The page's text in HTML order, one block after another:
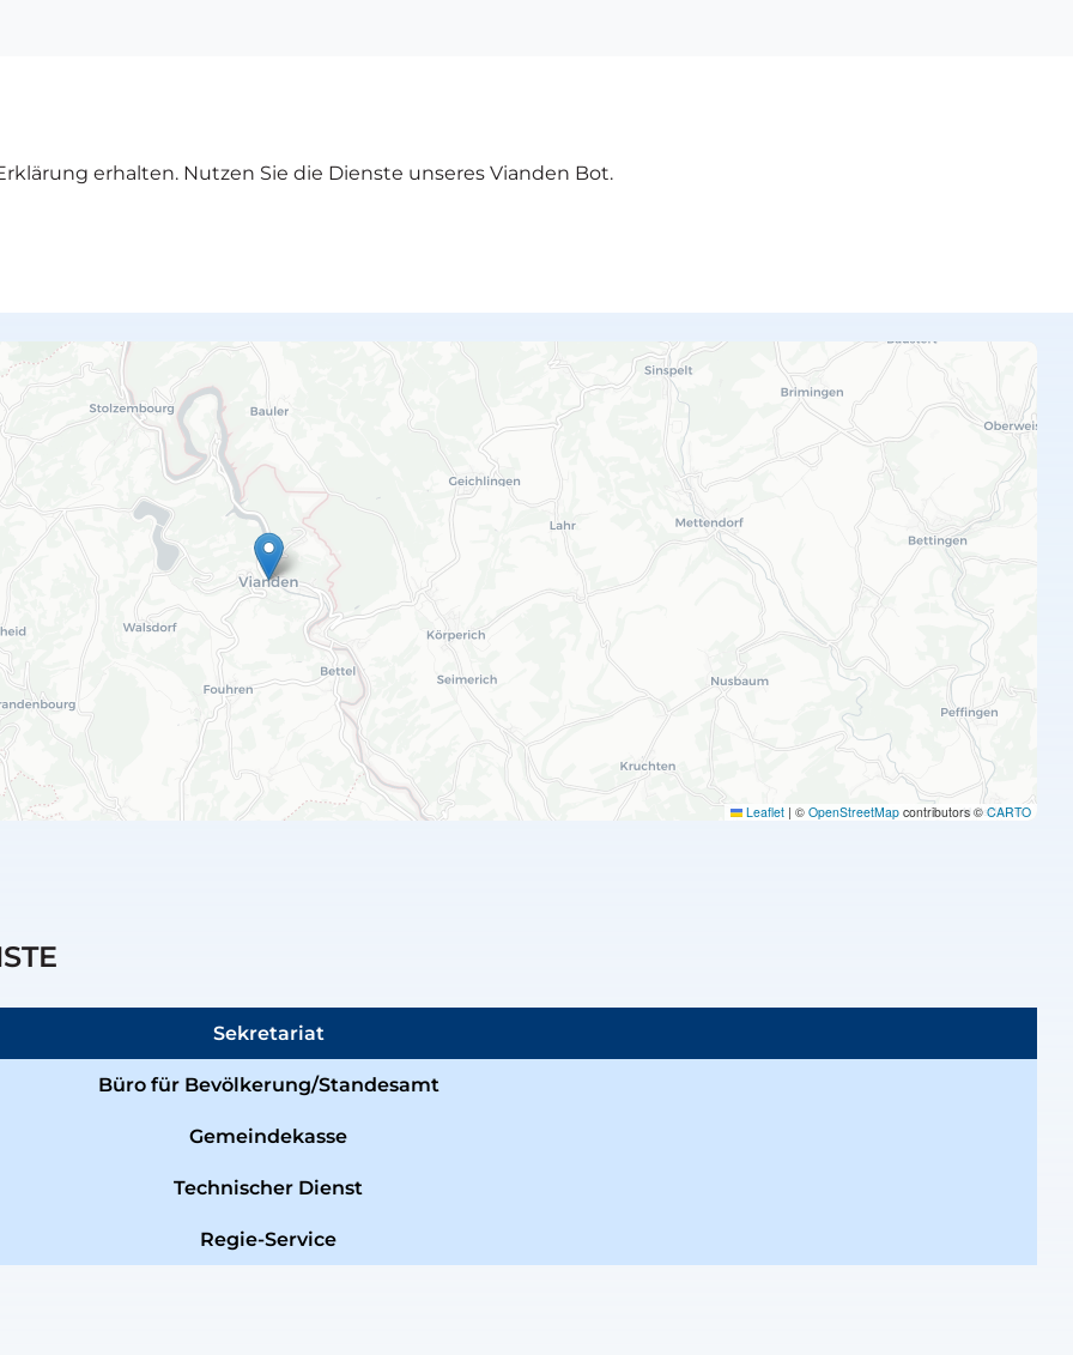
erhalten. Nutzen Sie die Dienste unseres Vianden Bot.
Leaflet | © OpenStreetMap contributors © CARTO
Sekretariat
Büro für Bevölkerung/Standesamt
Gemeindekasse
Technischer Dienst
Regie-Service